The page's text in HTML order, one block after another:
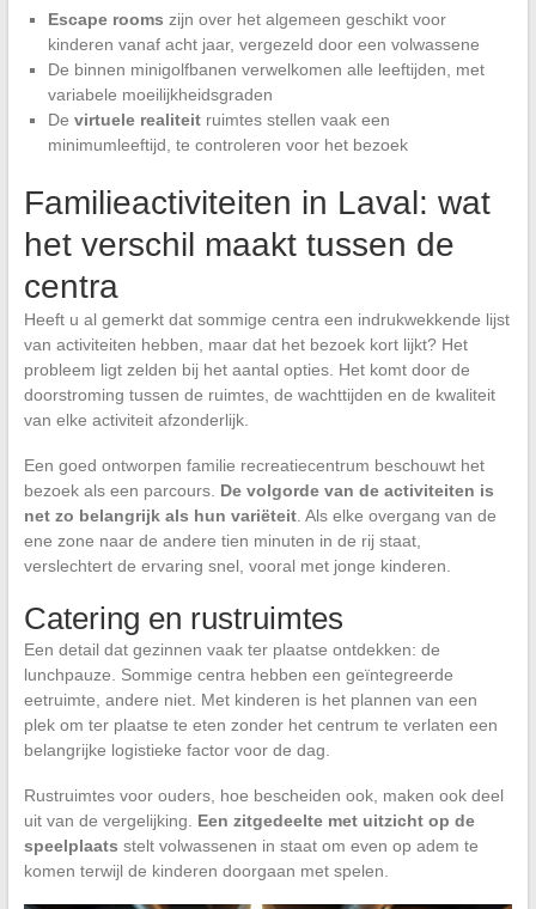
Escape rooms zijn over het algemeen geschikt voor
kinderen vanaf acht jaar, vergezeld door een volwassene
De binnen minigolfbanen verwelkomen alle leeftijden, met
variabele moeilijkheidsgraden
De virtuele realiteitruimtes stellen vaak een
minimumleeftijd, te controleren voor het bezoek
Familieactiviteiten in Laval: wat
het verschil maakt tussen de
centra
Heeft u al gemerkt dat sommige centra een indrukwekkende lijst
van activiteiten hebben, maar dat het bezoek kort lijkt? Het
probleem ligt zelden bij het aantal opties. Het komt door de
doorstroming tussen de ruimtes, de wachttijden en de kwaliteit
van elke activiteit afzonderlijk.
Een goed ontworpen familie recreatiecentrum beschouwt het
bezoek als een parcours. De volgorde van de activiteiten is
net zo belangrijk als hun variëteit. Als elke overgang van de
ene zone naar de andere tien minuten in de rij staat,
verslechtert de ervaring snel, vooral met jonge kinderen.
Catering en rustruimtes
Een detail dat gezinnen vaak ter plaatse ontdekken: de
lunchpauze. Sommige centra hebben een geïntegreerde
eetruimte, andere niet. Met kinderen is het plannen van een
plek om ter plaatse te eten zonder het centrum te verlaten een
belangrijke logistieke factor voor de dag.
Rustruimtes voor ouders, hoe bescheiden ook, maken ook deel
uit van de vergelijking. Een zitgedeelte met uitzicht op de
speelplaats stelt volwassenen in staat om even op adem te
komen terwijl de kinderen doorgaan met spelen.